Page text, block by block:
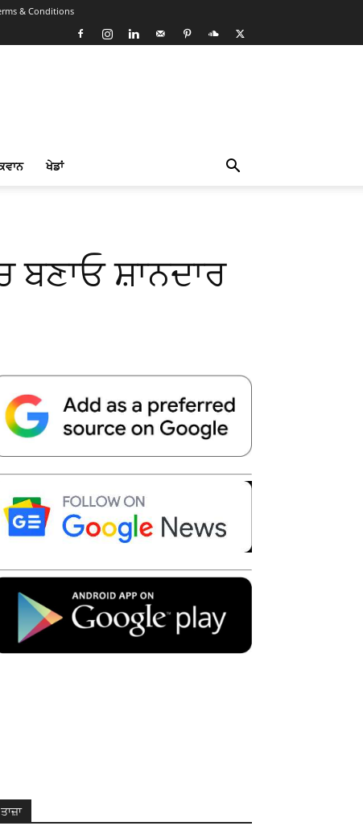
& Conditions
ਖੇਡਾਂ
ਬਣਾਓ ਸ਼ਾਨਦਾਰ
Telegram Copy URL
ਤਾਜ਼ਾ